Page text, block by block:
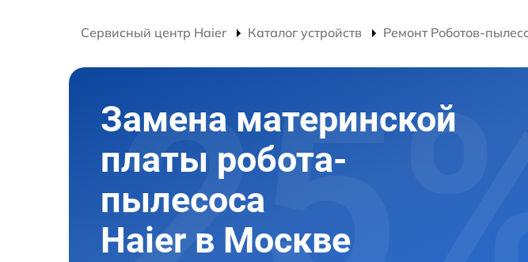
Сервисный центр Haier Каталог устройств Ремонт Роботов-
Замена материнской
платы робота-
пылесоса
Haier в Москве